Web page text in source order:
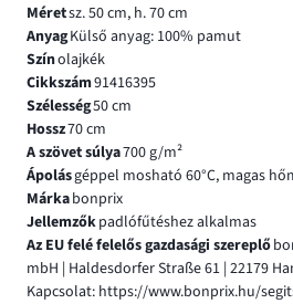
Méretsz. 50 cm, h. 70 cm
AnyagKülső anyag: 100% pamut
Színolajkék
Cikkszám91416395
Szélesség50 cm
Hossz70 cm
A szövet súlya700 g/m²
Ápolásgéppel mosható 60°C, magas
Márkabonprix
Jellemzőkpadlófűtéshez alkalmas
Az EU felé felelős gazdasági szereplő
mbH | Haldesdorfer Straße 61 | 22179
Kapcsolat: https://www.bonprix.hu/